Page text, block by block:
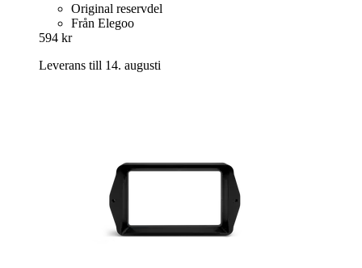
Original reservdel
Från Elegoo
594 kr
Leverans till 14. augusti